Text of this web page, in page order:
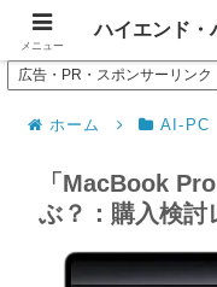
--- Search
広告・PR・スポンサーリンク
ホーム AI-PC
「MacBook
ぶ？：購入検討
メニュー
ハイエンド・